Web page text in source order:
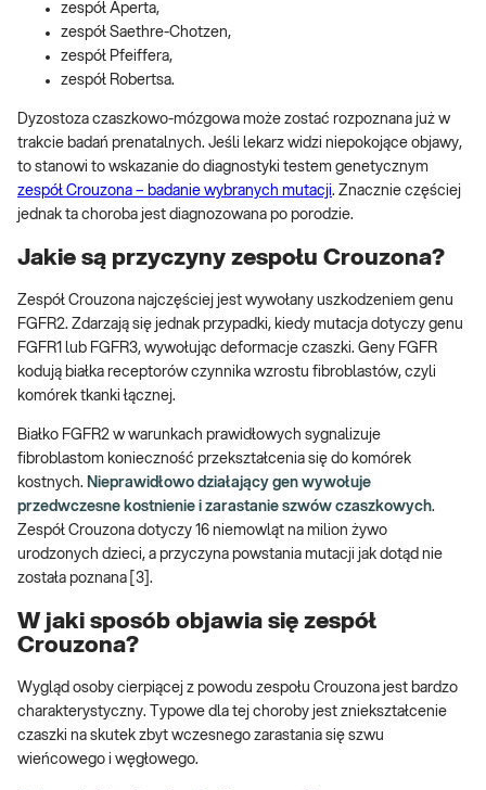
zespół Aperta,
zespół Saethre-Chotzen,
zespół Pfeiffera,
zespół Robertsa.
Dyzostoza czaszkowo-mózgowa może zostać rozpoznana już w
trakcie badań prenatalnych. Jeśli lekarz widzi niepokojące objawy,
to stanowi to wskazanie do diagnostyki testem genetycznym
zespół Crouzona – badanie wybranych mutacji. Znacznie częściej
jednak ta choroba jest diagnozowana po porodzie.
Jakie są przyczyny zespołu Crouzona?
Zespół Crouzona najczęściej jest wywołany uszkodzeniem genu
FGFR2. Zdarzają się jednak przypadki, kiedy mutacja dotyczy genu
FGFR1 lub FGFR3, wywołując deformacje czaszki. Geny FGFR
kodują białka receptorów czynnika wzrostu fibroblastów, czyli
komórek tkanki łącznej.
Białko FGFR2 w warunkach prawidłowych sygnalizuje
fibroblastom konieczność przekształcenia się do komórek
kostnych. Nieprawidłowo działający gen wywołuje
przedwczesne kostnienie i zarastanie szwów czaszkowych.
Zespół Crouzona dotyczy 16 niemowląt na milion żywo
urodzonych dzieci, a przyczyna powstania mutacji jak dotąd nie
została poznana [3].
W jaki sposób objawia się zespół
Crouzona?
Wygląd osoby cierpiącej z powodu zespołu Crouzona jest bardzo
charakterystyczny. Typowe dla tej choroby jest zniekształcenie
czaszki na skutek zbyt wczesnego zarastania się szwu
wieńcowego i węgłowego.